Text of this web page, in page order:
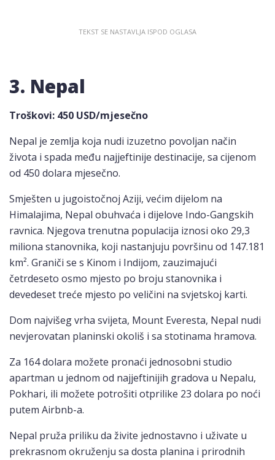
3. Nepal
Troškovi: 450 USD/mjesečno
Nepal je zemlja koja nudi izuzetno povoljan način
života i spada među najjeftinije destinacije, sa cijenom
od 450 dolara mjesečno.
Smješten u jugoistočnoj Aziji, većim dijelom na
Himalajima, Nepal obuhvaća i dijelove Indo-Gangskih
ravnica. Njegova trenutna populacija iznosi oko 29,3
miliona stanovnika, koji nastanjuju površinu od 147.181
km². Graniči se s Kinom i Indijom, zauzimajući
četrdeseto osmo mjesto po broju stanovnika i
devedeset treće mjesto po veličini na svjetskoj karti.
Dom najvišeg vrha svijeta, Mount Everesta, Nepal nudi
nevjerovatan planinski okoliš i sa stotinama hramova.
Za 164 dolara možete pronaći jednosobni studio
apartman u jednom od najjeftinijih gradova u Nepalu,
Pokhari, ili možete potrošiti otprilike 23 dolara po noći
putem Airbnb-a.
Nepal pruža priliku da živite jednostavno i uživate u
prekrasnom okruženju sa dosta planina i prirodnih